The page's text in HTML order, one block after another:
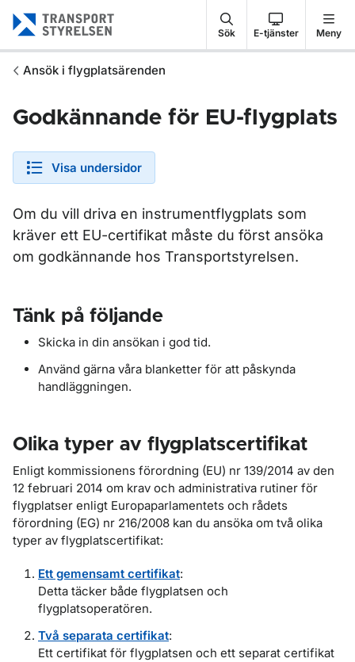
Gå till sidans innehåll Sök E-tjänster Meny
Ansök i flygplatsärenden
Godkännande för EU-flygplats
Visa undersidor
Om du vill driva en instrumentflygplats som
kräver ett EU-certifikat måste du först ansöka
om godkännande hos Transportstyrelsen.
Tänk på följande
Skicka in din ansökan i god tid.
Använd gärna våra blanketter för att påskynda
handläggningen.
Olika typer av flygplatscertifikat
Enligt kommissionens förordning (EU) nr 139/2014 av den
12 februari 2014 om krav och administrativa rutiner för
flygplatser enligt Europaparlamentets och rådets
förordning (EG) nr 216/2008 kan du ansöka om två olika
typer av flygplatscertifikat:
Ett gemensamt certifikat:
Detta täcker både flygplatsen och
flygplatsoperatören.
Två separata certifikat:
Ett certifikat för flygplatsen och ett separat certifikat